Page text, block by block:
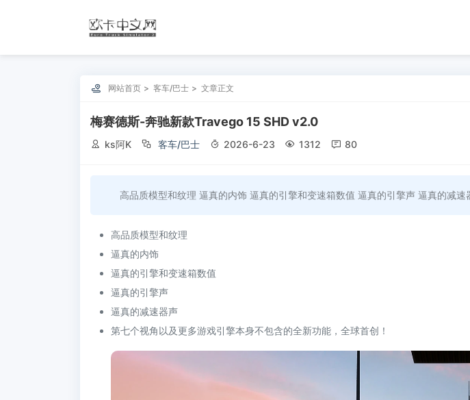
 网站首页 客车/巴士 文章正文
梅赛德斯-奔驰新款Travego 15 SHD v2.0
 ks阿K  客车/巴士  2026-6-23  1312  80
高品质模型和纹理 逼真的内饰 逼真的引擎和变速箱数值 逼真的引擎声 逼真的减
高品质模型和纹理
逼真的内饰
逼真的引擎和变速箱数值
逼真的引擎声
逼真的减速器声
第七个视角以及更多游戏引擎本身不包含的全新功能，全球首创！